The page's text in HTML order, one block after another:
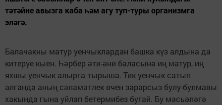
тәтәйне авызга каба һәм агу туп-туры организмга
эләгә.
Балачакны матур уенчыклардан башка күз алдына да
китерүе кыен. Һәрбер әти-әни баласына иң матур, иң
яхшы уенчык алырга тырыша. Тик уенчык сатып
алганда аның сәламәтлек өчен зарарсыз булу-булмавы
хакында гына уйлап бетермибез бугай. Бу мәсьәләгә